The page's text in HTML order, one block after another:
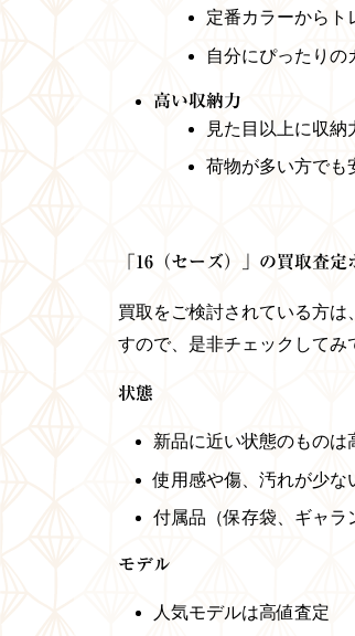
定番カラーからト
自分にぴったりの
高い収納力
見た目以上に収納
荷物が多い方でも
「16（セーズ）」の買取査定
買取をご検討されている方
すので、是非チェックしてみ
状態
新品に近い状態のものは
使用感や傷、汚れが少な
付属品（保存袋、ギャラ
モデル
人気モデルは高値査定